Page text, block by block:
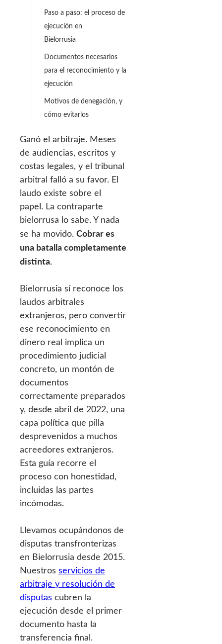
Paso a paso: el proceso de
ejecución en
Bielorrusia
Documentos necesarios
para el reconocimiento y la
ejecución
Motivos de denegación, y
cómo evitarlos
Ganó el arbitraje. Meses
de audiencias, escritos y
costas legales, y el tribunal
arbitral falló a su favor. El
laudo existe sobre el
papel. La contraparte
bielorrusa lo sabe. Y nada
se ha movido. Cobrar es
una batalla completamente
distinta.
Bielorrusia sí reconoce los
laudos arbitrales
extranjeros, pero convertir
ese reconocimiento en
dinero real implica un
procedimiento judicial
concreto, un montón de
documentos
correctamente preparados
y, desde abril de 2022, una
capa política que pilla
desprevenidos a muchos
acreedores extranjeros.
Esta guía recorre el
proceso con honestidad,
incluidas las partes
incómodas.
Llevamos ocupándonos de
disputas transfronterizas
en Bielorrusia desde 2015.
Nuestros servicios de
arbitraje y resolución de
disputas cubren la
ejecución desde el primer
documento hasta la
transferencia final.